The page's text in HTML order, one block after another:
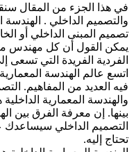
الجزء من المقال سنقارن
الداخلي . الهندسة
المبنى الداخلي أو
القول أن كل مهندس
الفريدة التي تسعى إلى
الهندسة المعمارية
من المفاهيم. التصميم
المعمارية الداخلية هي
إن معرفة الفرق بين الهندسة
الداخلي سيساعدك على